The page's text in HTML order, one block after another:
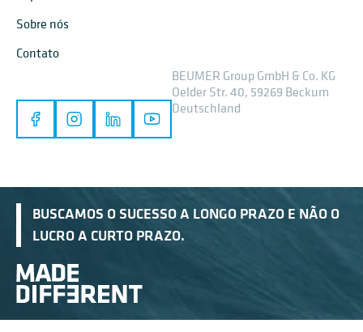
Sobre nós
Contato
BEUMER Group GmbH & Co. KG
Oelder Str. 40, 59269 Beckum
Deutschland
BUSCAMOS O SUCESSO A LONGO PRAZO E NÃO O
LUCRO A CURTO PRAZO.